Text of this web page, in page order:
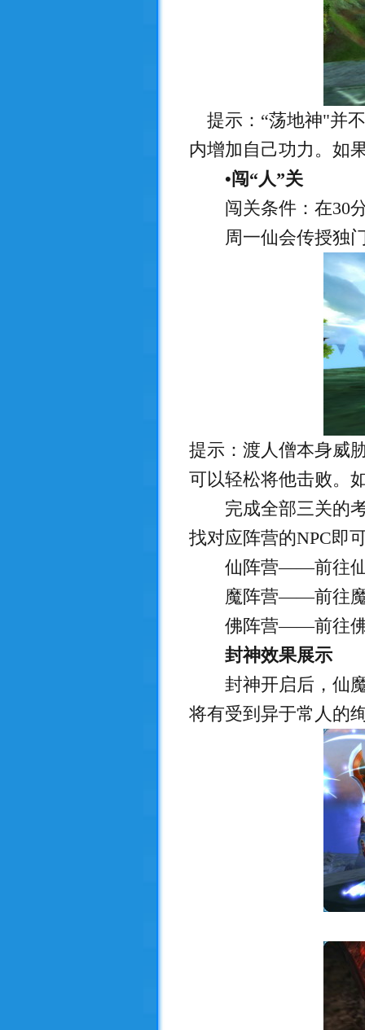
提示：“荡地神"并
内增加自己功力。如
•闯“人”关
闯关条件：在30分
周一仙会传授独门
提示：渡人僧本身威
可以轻松将他击败。
完成全部三关的考
找对应阵营的NPC即
仙阵营——前往仙界
魔阵营——前往魔界
佛阵营——前往佛国
封神效果展示
封神开启后，仙魔
将有受到异于常人的